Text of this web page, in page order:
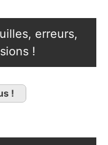
erreurs,
!
!